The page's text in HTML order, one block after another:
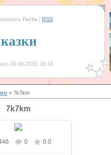
Гость | RSS
09.08.2026, 08:16
» 7k7km
7k7km
реальном размере
0 0.0